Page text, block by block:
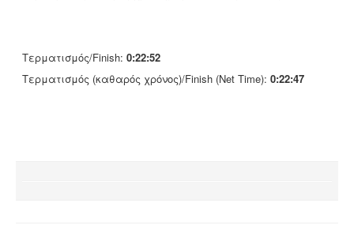
Τερματισμός/Finish: 0:22:52
Τερματισμός (καθαρός χρόνος)/Finish (Net Time): 0:22:47